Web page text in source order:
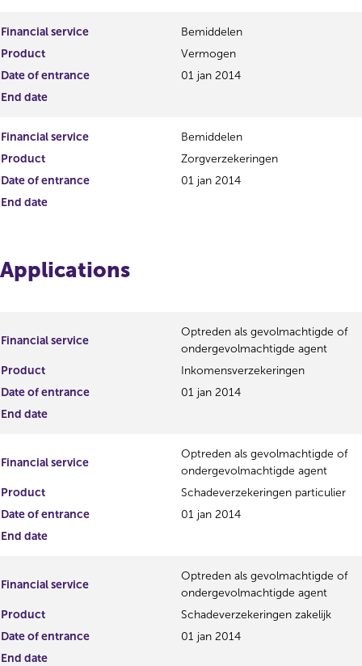
Financial service
Bemiddelen
Product
Vermogen
Date of entrance
01 jan 2014
End date
Financial service
Bemiddelen
Product
Zorgverzekeringen
Date of entrance
01 jan 2014
End date
Applications
Financial service
Optreden als gevolmachtigde of
ondergevolmachtigde agent
Product
Inkomensverzekeringen
Date of entrance
01 jan 2014
End date
Financial service
Optreden als gevolmachtigde of
ondergevolmachtigde agent
Product
Schadeverzekeringen particulier
Date of entrance
01 jan 2014
End date
Financial service
Optreden als gevolmachtigde of
ondergevolmachtigde agent
Product
Schadeverzekeringen zakelijk
Date of entrance
01 jan 2014
End date